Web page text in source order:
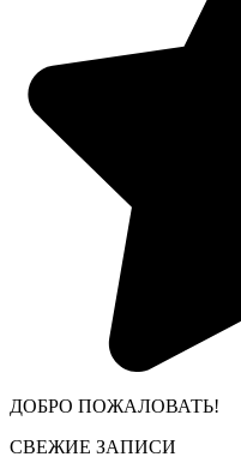
ДОБРО ПОЖАЛОВАТЬ!
СВЕЖИЕ ЗАПИСИ